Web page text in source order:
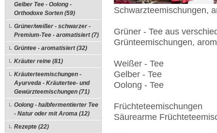
Gelber Tee - Oolong -
Orthodoxe Sorten (59)
Grüner/weißer - schwarzer -
Premium-Tee - aromatisiert (7)
Grüntee - aromatisiert (32)
Kräuter reine (81)
Kräuterteemischungen -
Ayurveda - Kräutertee- und
Gewürzteemischungen (71)
Oolong - halbfermentierter Tee
- Natur oder mit Aroma (12)
Rezepte (22)
Schwarzteemischungen,
Grüner - Tee aus
Grünteemischungen,
Weißer - Tee
Gelber - Tee
Oolong - Tee
Früchteteemischungen
Säurearme